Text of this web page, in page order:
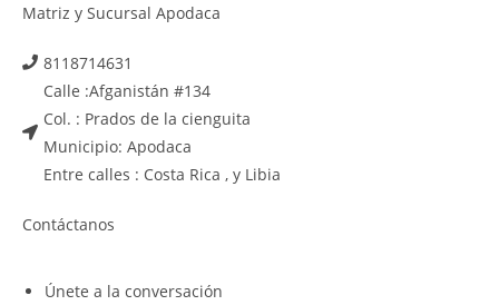
Matriz y Sucursal Apodaca
8118714631
Calle :Afganistán #134
Col. : Prados de la cienguita
Municipio: Apodaca
Entre calles : Costa Rica , y Libia
Contáctanos
Únete a la conversación